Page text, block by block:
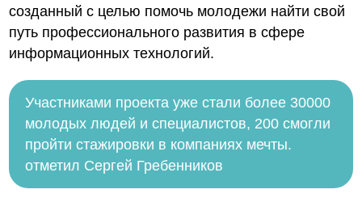
созданный с целью помочь молодежи найти свой
путь профессионального развития в сфере
информационных технологий.
Участниками проекта уже стали более 30000
молодых людей и специалистов, 200 смогли
пройти стажировки в компаниях мечты.
отметил Сергей Гребенников